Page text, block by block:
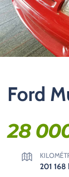
Ford
28
201 168